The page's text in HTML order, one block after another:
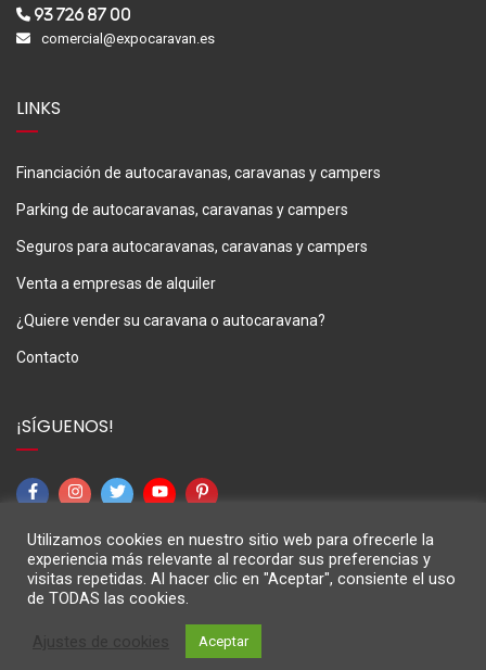
93 726 87 00
comercial@expocaravan.es
LINKS
Financiación de autocaravanas, caravanas y campers
Parking de autocaravanas, caravanas y campers
Seguros para autocaravanas, caravanas y campers
Venta a empresas de alquiler
¿Quiere vender su caravana o autocaravana?
Contacto
¡SÍGUENOS!
Aviso Legal
Política de privacidad
Utilizamos cookies en nuestro sitio web para ofrecerle la
experiencia más relevante al recordar sus preferencias y
visitas repetidas. Al hacer clic en "Aceptar", consiente el uso
de TODAS las cookies.
Aceptar